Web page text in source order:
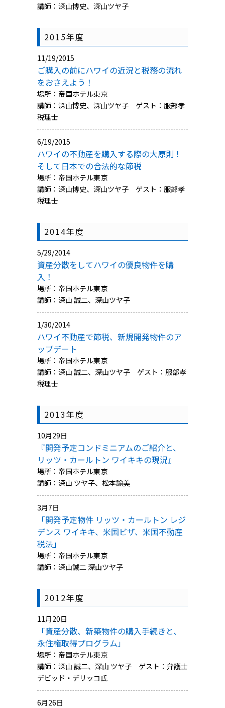
講師：深山博史、深山ツヤ子
2015年度
11/19/2015
ご購入の前にハワイの近況と税務の流れ
をおさえよう！
場所：帝国ホテル東京
講師：深山博史、深山ツヤ子 ゲスト：服部孝
税理士
6/19/2015
ハワイの不動産を購入する際の大原則！
そして日本での合法的な節税
場所：帝国ホテル東京
講師：深山博史、深山ツヤ子 ゲスト：服部孝
税理士
2014年度
5/29/2014
資産分散をしてハワイの優良物件を購
入！
場所：帝国ホテル東京
講師：深山 誠二、深山ツヤ子
1/30/2014
ハワイ不動産で節税、新規開発物件のア
ップデート
場所：帝国ホテル東京
講師：深山 誠二、深山ツヤ子 ゲスト：服部孝
税理士
2013年度
10月29日
『開発予定コンドミニアムのご紹介と、
リッツ・カールトン ワイキキの現況』
場所：帝国ホテル東京
講師：深山 ツヤ子、松本諭美
3月7日
「開発予定物件 リッツ・カールトン レジ
デンス ワイキキ、米国ビザ、米国不動産
税法」
場所：帝国ホテル東京
講師：深山誠二 深山ツヤ子
2012年度
11月20日
「資産分散、新築物件の購入手続きと、
永住権取得プログラム」
場所：帝国ホテル東京
講師：深山 誠二、深山 ツヤ子 ゲスト：弁護士
デビッド・デリッコ氏
6月26日